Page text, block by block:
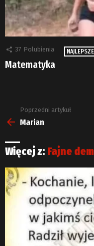
37 Polubienia
Matematyka
Zobacz
więcej
Poprzedni artykuł
Marian
Więcej z: Fajne